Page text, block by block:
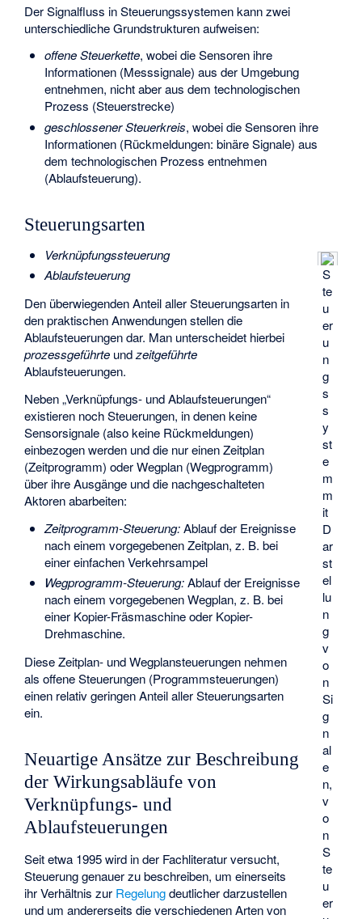
Der Signalfluss in Steuerungssystemen kann zwei
unterschiedliche Grundstrukturen aufweisen:
offene Steuerkette, wobei die Sensoren ihre
Informationen (Messsignale) aus der Umgebung
entnehmen, nicht aber aus dem technologischen
Prozess (Steuerstrecke)
geschlossener Steuerkreis, wobei die Sensoren ihre
Informationen (Rückmeldungen: binäre Signale) aus
dem technologischen Prozess entnehmen
(Ablaufsteuerung).
Steuerungsarten
S
te
u
er
u
n
g
s
s
y
st
e
m
m
it
D
ar
st
el
lu
n
g
v
o
n
Si
g
n
al
e
n,
v
o
n
S
te
u
er
Verknüpfungssteuerung
Ablaufsteuerung
Den überwiegenden Anteil aller Steuerungsarten in
den praktischen Anwendungen stellen die
Ablaufsteuerungen dar. Man unterscheidet hierbei
prozessgeführte undzeitgeführte
Ablaufsteuerungen.
Neben „Verknüpfungs- und Ablaufsteuerungen“
existieren noch Steuerungen, in denen keine
Sensorsignale (also keine Rückmeldungen)
einbezogen werden und die nur einen Zeitplan
(Zeitprogramm) oder Wegplan (Wegprogramm)
über ihre Ausgänge und die nachgeschalteten
Aktoren abarbeiten:
Zeitprogramm-Steuerung:Ablauf der Ereignisse
nach einem vorgegebenen Zeitplan, z. B. bei
einer einfachen Verkehrsampel
Wegprogramm-Steuerung:Ablauf der Ereignisse
nach einem vorgegebenen Wegplan, z. B. bei
einer Kopier-Fräsmaschine oder Kopier-
Drehmaschine.
Diese Zeitplan- und Wegplansteuerungen nehmen
als offene Steuerungen (Programmsteuerungen)
einen relativ geringen Anteil aller Steuerungsarten
ein.
Neuartige Ansätze zur Beschreibung
der Wirkungsabläufe von
Verknüpfungs- und
Ablaufsteuerungen
Seit etwa 1995 wird in der Fachliteratur versucht,
Steuerung genauer zu beschreiben, um einerseits
ihr Verhältnis zur Regelungdeutlicher darzustellen
und um andererseits die verschiedenen Arten von